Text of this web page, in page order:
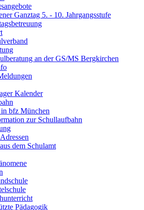
Ganztag 5. - 10. Jahrgangsstufe
an der GS/MS Bergkirchen
Kalender
in bfz München
zur Schullaufbahn
dem Schulamt
Pädagogik